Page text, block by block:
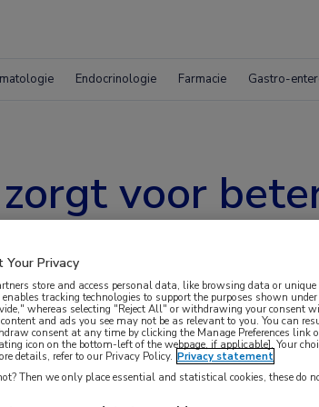
Endocrinologie Farmacie Gastro-
voor
tegen kinkhoest. Dat blijkt uit het
Your Privacy
store and access personal data, like browsing data or unique
enables tracking technologies to support the purposes shown
whereas selecting "Reject All" or withdrawing your consent
and ads you see may not be as relevant to you. You can
consent at any time by clicking the Manage Preferences link
icon on the bottom-left of the webpage, if applicable]. Your
details, refer to our Privacy Policy. Privacy statement
Then we only place essential and statistical cookies, these do